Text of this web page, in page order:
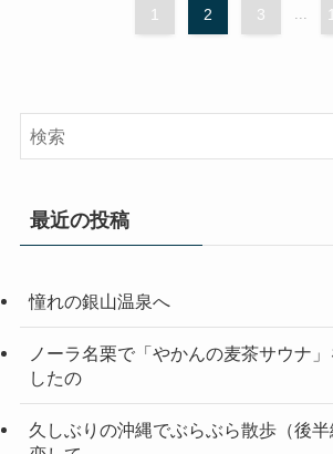
1 2 3 ...
最近の投稿
憧れの銀山温泉へ
ノーラ名栗で「やかんの麦茶サウナ
したの
久しぶりの沖縄でぶらぶら散歩（後